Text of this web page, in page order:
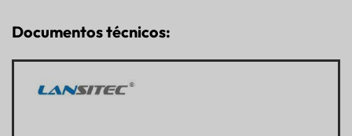
Documentos técnicos: